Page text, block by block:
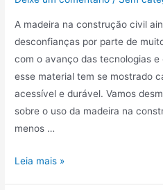
A madeira na construção civil
desconfianças por parte de
com o avanço das tecnologias
esse material tem se mostrado
acessível e durável. Vamos
sobre o uso da madeira na
menos …
Leia mais »